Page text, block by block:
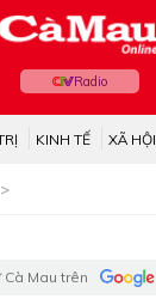
Radio
KINH TẾ XÃ HỘI
Mau trên